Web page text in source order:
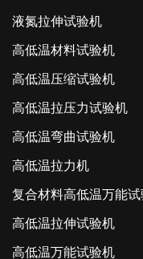
液氮拉伸试验机
高低温材料试验机
高低温压缩试验机
高低温拉压力试验机
高低温弯曲试验机
高低温拉力机
复合材料高低温万能
高低温拉伸试验机
高低温万能试验机